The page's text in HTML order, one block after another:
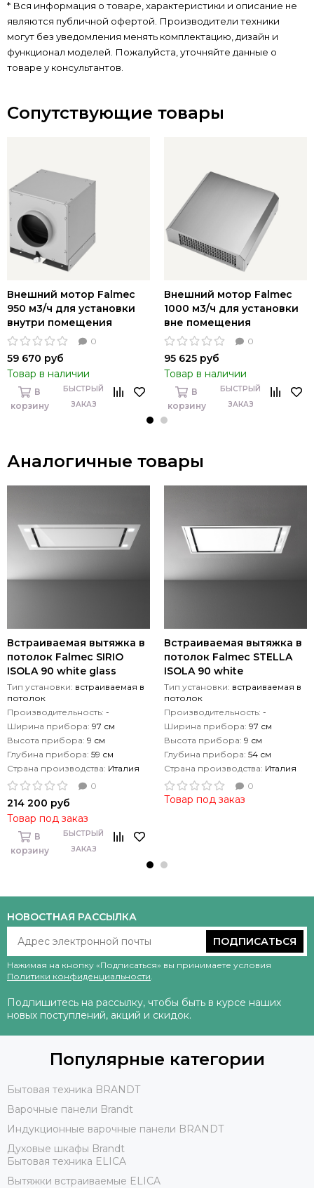
* Вся информация о товаре, характеристики и описание не
являются публичной офертой. Производители техники
могут без уведомления менять комплектацию, дизайн и
функционал моделей. Пожалуйста, уточняйте данные о
товаре у консультантов.
Сопутствующие товары
Внешний мотор Falmec
950 м3/ч для установки
внутри помещения
0
59 670 руб
Товар в наличии
В
корзину
БЫСТРЫЙ
ЗАКАЗ
Внешний мотор Falmec
1000 м3/ч для установки
вне помещения
0
95 625 руб
Товар в наличии
В
корзину
БЫСТРЫЙ
ЗАКАЗ
Аналогичные товары
Встраиваемая вытяжка в
потолок Falmec SIRIO
ISOLA 90 white glass
Тип установки: встраиваемая в
потолок
Производительность: -
Ширина прибора: 97 см
Высота прибора: 9 см
Глубина прибора: 59 см
Страна производства: Италия
0
214 200 руб
Товар под заказ
В
корзину
БЫСТРЫЙ
ЗАКАЗ
Встраиваемая вытяжка в
потолок Falmec STELLA
ISOLA 90 white
Тип установки: встраиваемая в
потолок
Производительность: -
Ширина прибора: 97 см
Высота прибора: 9 см
Глубина прибора: 54 см
Страна производства: Италия
0
Товар под заказ
НОВОСТНАЯ РАССЫЛКА
ПОДПИСАТЬСЯ
Нажимая на кнопку «Подписаться» вы принимаете условия
Политики конфиденциальности.
Подпишитесь на рассылку, чтобы быть в курсе наших
новых поступлений, акций и скидок.
Популярные категории
Бытовая техника BRANDT
Варочные панели Brandt
Индукционные варочные панели BRANDT
Духовые шкафы Brandt
Бытовая техника ELICA
Вытяжки встраиваемые ELICA